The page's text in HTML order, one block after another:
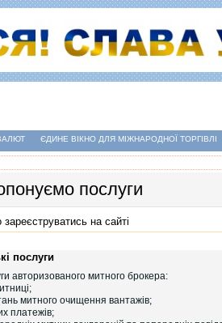
ЄДИНЕ ВІКНО ДЛЯ МІЖНАРОДНОЇ ТОРГІВЛІ
послуги
зареєструватись на сайті
послуги
авторизованого митного брокера:
митного очищення вантажів;
платежів;